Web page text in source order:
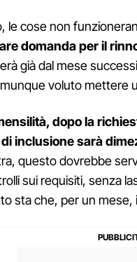
le cose non
domanda per il
già dal mese
voluto mettere
dopo la
inclusione sarà
questo dovrebbe
sui requisiti, senza
sta che, per un